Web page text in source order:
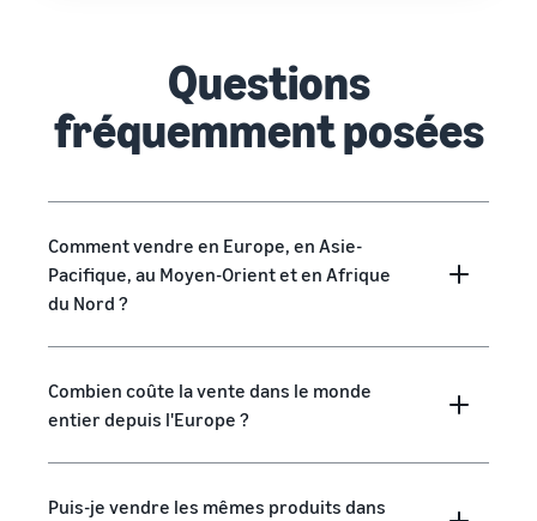
Questions
fréquemment posées
Comment vendre en Europe, en Asie-
Pacifique, au Moyen-Orient et en Afrique
du Nord ?
Combien coûte la vente dans le monde
entier depuis l'Europe ?
Puis-je vendre les mêmes produits dans